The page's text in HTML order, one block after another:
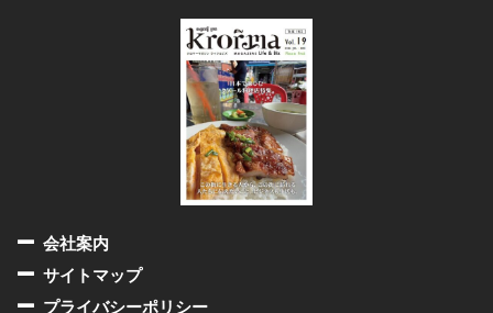
会社案内
サイトマップ
プライバシーポリシー